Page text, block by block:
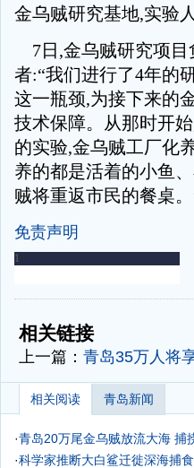
金乌贼研究基地,实验
7日,金乌贼研究项目
者:“我们进行了4年的
这一瓶颈,为接下来的
技术保障。从那时开
的实验,金乌贼工厂化
养的都是活着的小鱼
贼将重返市民的餐桌
免责声明
-
相关链接
上一篇： 青岛35万人将
相关阅读 青岛新闻
·青岛20万尾金乌贼放流大海 捕
·科学家推断大白鲨迁徙深海捕